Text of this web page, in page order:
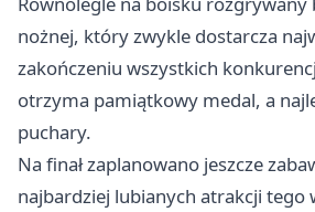
nożnej, który zwykle dostarcza
zakończeniu wszystkich
otrzyma pamiątkowy medal, a
puchary.
Na finał zaplanowano jeszcze
najbardziej lubianych atrakcji tego